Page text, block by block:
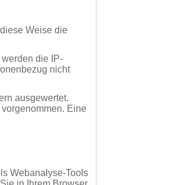
Weise die
die IP-
nicht
ausgewertet.
Eine
Webanalyse-Tools